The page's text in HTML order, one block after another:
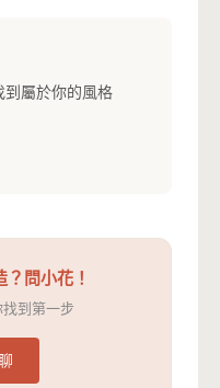
到屬於你的風格
問小花！
到第一步